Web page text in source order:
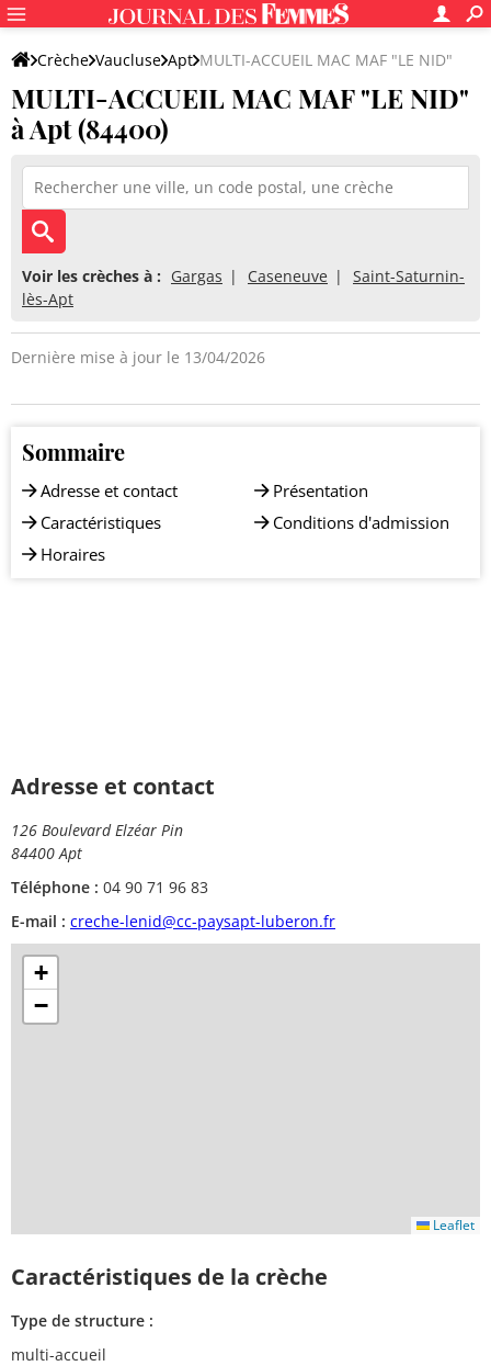
Crèche Vaucluse Apt MULTI-ACCUEIL MAC MAF "LE NID"
MULTI-ACCUEIL MAC MAF "LE NID"
à Apt (84400)
Voir les crèches à : Gargas Caseneuve
Saint-Saturnin-
lès-Apt
Dernière mise à jour le 13/04/2026
Sommaire
Adresse et contact
Caractéristiques
Horaires
Présentation
Conditions d'admission
Adresse et contact
126 Boulevard Elzéar Pin
84400 Apt
Téléphone : 04 90 71 96 83
E-mail : creche-lenid@cc-paysapt-luberon.fr
+
−
Leaflet
Caractéristiques de la crèche
Type de structure :
multi-accueil